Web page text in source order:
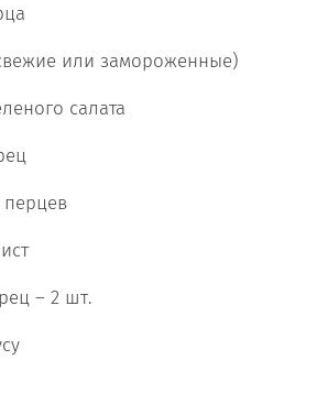
или замороженные)
салата
перцев
– 2 шт.